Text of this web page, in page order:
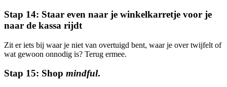
Stap 14: Staar even naar je winkelkarretje voor je
naar de kassa rijdt
Zit er iets bij waar je niet van overtuigd bent, waar je over twijfelt of
wat gewoon onnodig is? Terug ermee.
Stap 15: Shop mindful.